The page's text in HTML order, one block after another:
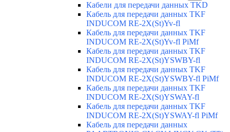
Кабели для передачи данных TKD
Кабель для передачи данных TKF
INDUCOM RE-2X(St)Yv-fl
Кабель для передачи данных TKF
INDUCOM RE-2X(St)Yv-fl PiMf
Кабель для передачи данных TKF
INDUCOM RE-2X(St)YSWBY-fl
Кабель для передачи данных TKF
INDUCOM RE-2X(St)YSWBY-fl PiMf
Кабель для передачи данных TKF
INDUCOM RE-2X(St)YSWAY-fl
Кабель для передачи данных TKF
INDUCOM RE-2X(St)YSWAY-fl PiMf
Кабель для передачи данных